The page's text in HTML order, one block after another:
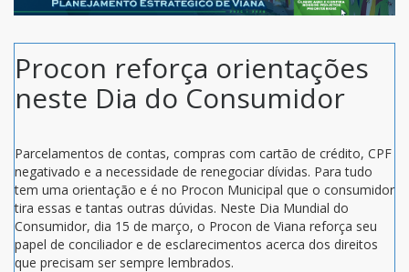
ES
Procon reforça orientações
neste Dia do Consumidor
Parcelamentos de contas, compras com cartão de crédito, CPF
negativado e a necessidade de renegociar dívidas. Para tudo
tem uma orientação e é no Procon Municipal que o consumidor
tira essas e tantas outras dúvidas. Neste Dia Mundial do
Consumidor, dia 15 de março, o Procon de Viana reforça seu
papel de conciliador e de esclarecimentos acerca dos direitos
que precisam ser sempre lembrados.